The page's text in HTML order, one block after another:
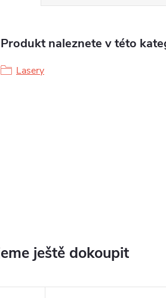
Produkt naleznete v této
Lasery
ještě dokoupit